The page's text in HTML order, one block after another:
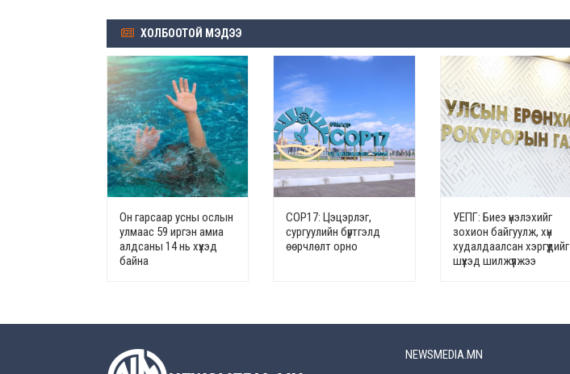
ХОЛБООТОЙ МЭДЭЭ
Он гарсаар усны ослын
улмаас 59 иргэн амиа
алдсаны 14 нь хүүхэд
байна
СОР17: Цэцэрлэг,
сургуулийн бүртгэлд
өөрчлөлт орно
УЕПГ: Биеэ үнэлэхийг
зохион байгуулж, хүн
худалдаалсан хэргүүдийг
шүүхэд шилжүүлжээ
NEWSMEDIA.MN